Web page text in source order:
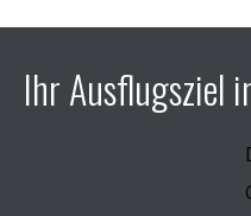
Ihr Ausflugsziel